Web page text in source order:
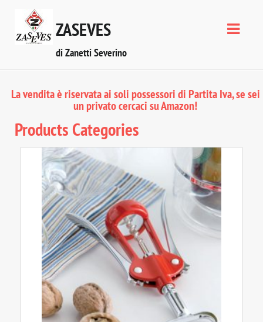
ZASEVES
di Zanetti Severino
La vendita è riservata ai soli possessori di Partita Iva, se sei
un privato cercaci suAmazon!
Products Categories